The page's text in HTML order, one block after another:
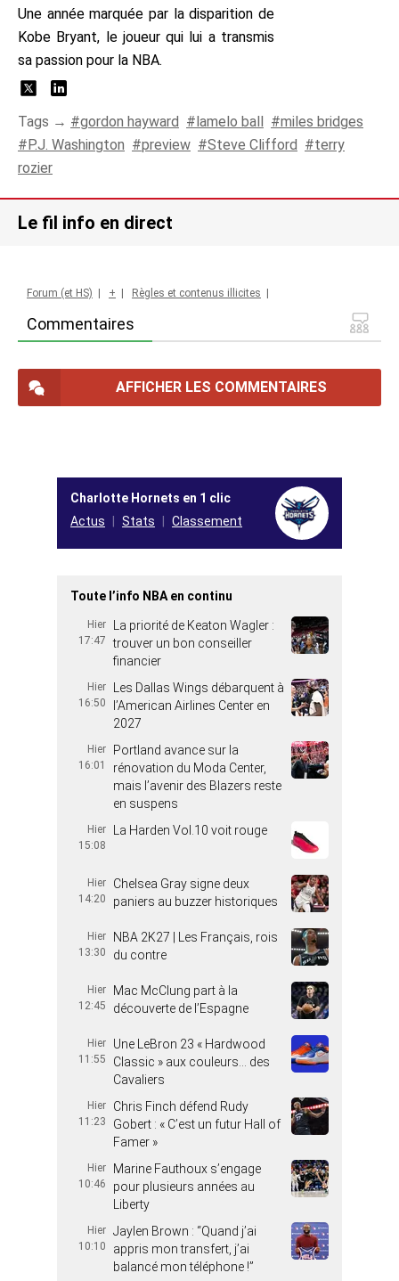
Une année marquée par la disparition de
Kobe Bryant, le joueur qui lui a transmis
sa passion pour la NBA.
Tags → gordon hayward lamelo ball
miles bridges
P.J. Washington
preview Steve Clifford
terry
rozier
Le fil info en direct
Commentaires
Forum (et HS) + Règles et contenus illicites
AFFICHER LES COMMENTAIRES
Charlotte Hornets en 1 clic
Actus
Stats Classement
Toute l’info NBA en continu
Hier
17:47
La priorité de Keaton Wagler :
trouver un bon conseiller
financier
Hier
16:50
Les Dallas Wings débarquent à
l’American Airlines Center en
2027
Hier
16:01
Portland avance sur la
rénovation du Moda Center,
mais l’avenir des Blazers reste
en suspens
Hier
15:08
La Harden Vol.10 voit rouge
Hier
14:20
Chelsea Gray signe deux
paniers au buzzer historiques
Hier
13:30
NBA 2K27 | Les Français, rois
du contre
Hier
12:45
Mac McClung part à la
découverte de l’Espagne
Hier
11:55
Une LeBron 23 « Hardwood
Classic » aux couleurs… des
Cavaliers
Hier
11:23
Chris Finch défend Rudy
Gobert : « C’est un futur Hall of
Famer »
Hier
10:46
Marine Fauthoux s’engage
pour plusieurs années au
Liberty
Hier
10:10
Jaylen Brown : “Quand j’ai
appris mon transfert, j’ai
balancé mon téléphone !”